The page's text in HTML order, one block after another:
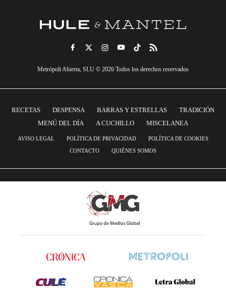
Metrópoli Abierta, SLU © 2026 Todos los derechos reservados
RECETAS DESPENSA BARRAS Y ESTRELLAS
TRADICIÓN
MENÚ DEL DÍA
A CUCHILLO MISCELANEA
AVISO LEGAL POLÍTICA DE PRIVACIDAD
POLÍTICA DE COOKIES
CONTACTO
QUIÉNES SOMOS